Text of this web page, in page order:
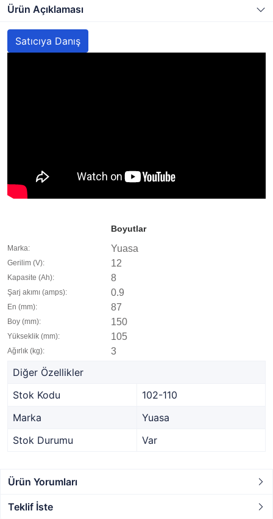
Ürün Açıklaması
Satıcıya Danış
Boyutlar
Marka: Yuasa
Gerilim (V): 12
Kapasite (Ah): 8
Şarj akımı (amps): 0.9
En (mm): 87
Boy (mm): 150
Yükseklik (mm): 105
Ağırlık (kg): 3
Diğer Özellikler
Stok Kodu
102-110
Marka
Yuasa
Stok Durumu
Var
Ürün Yorumları
Teklif İste